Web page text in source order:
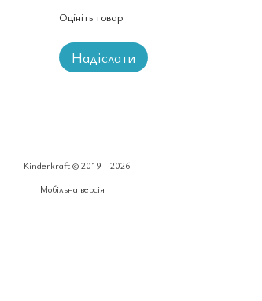
Оцініть товар
Надіслати
Kinderkraft © 2019—2026
Мобільна версія